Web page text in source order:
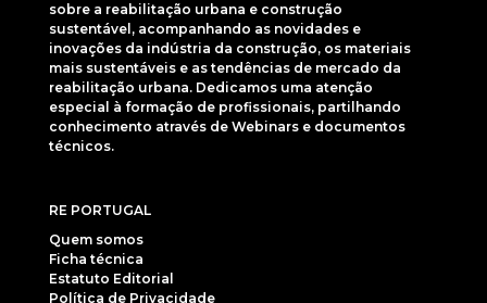
sobre a reabilitação urbana e construção
sustentável, acompanhando as novidades e
inovações da indústria da construção, os materiais
mais sustentáveis e as tendências de mercado da
reabilitação urbana. Dedicamos uma atenção
especial à formação de profissionais, partilhando
conhecimento através de Webinars e documentos
técnicos.
RE PORTUGAL
Quem somos
Ficha técnica
Estatuto Editorial
Política de Privacidade